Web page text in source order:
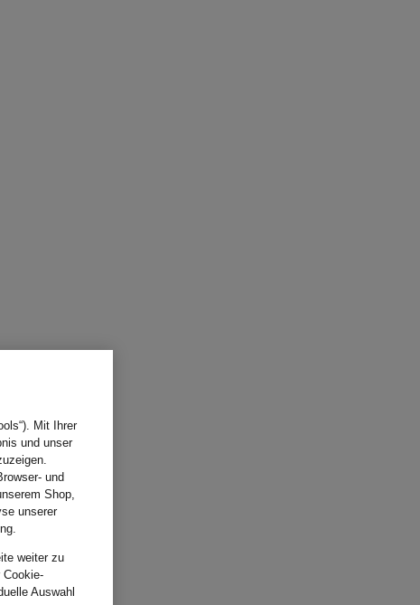
Mit Ihrer
und unser
und
Shop,
unserer
weiter zu
Cookie-
Auswahl